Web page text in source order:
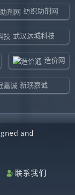
纺织助剂网
武汉远城科技
造价网
新珉嘉诚
药智通
and
联系我们